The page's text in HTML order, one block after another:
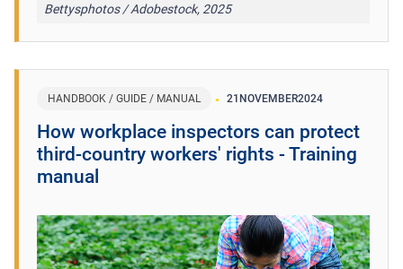
Bettysphotos / Adobestock, 2025
HANDBOOK / GUIDE / MANUAL 21NOVEMBER2024
How workplace inspectors can protect
third-country workers' rights - Training
manual